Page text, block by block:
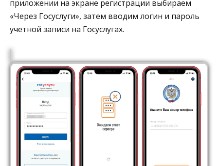
приложении на экране регистрации выбираем
«Через Госуслуги», затем вводим логин и пароль
учетной записи на Госуслугах.